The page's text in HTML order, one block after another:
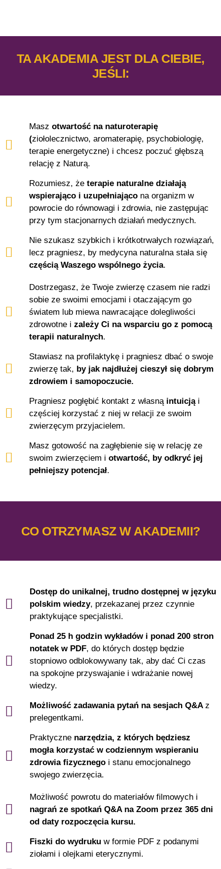
TA AKADEMIA JEST DLA CIEBIE,
JEŚLI:
Masz otwartość na naturoterapię
(ziołolecznictwo, aromaterapię, psychobiologię,
terapie energetyczne) i chcesz poczuć głębszą
relację z Naturą.
Rozumiesz, że terapie naturalne działają
wspierająco i uzupełniającona organizm w
powrocie do równowagi i zdrowia, nie zastępując
przy tym stacjonarnych działań medycznych.
Nie szukasz szybkich i krótkotrwałych rozwiązań,
lecz pragniesz, by medycyna naturalna stała się
częścią Waszego wspólnego życia.
Dostrzegasz, że Twoje zwierzę czasem nie radzi
sobie ze swoimi emocjami i otaczającym go
światem lub miewa nawracające dolegliwości
zdrowotne i zależy Ci na wsparciu go z pomocą
terapii naturalnych.
Stawiasz na profilaktykę i pragniesz dbać o swoje
zwierzę tak, by jak najdłużej cieszył się dobrym
zdrowiem i samopoczucie.
Pragniesz pogłębić kontakt z własną intuicjąi
częściej korzystać z niej w relacji ze swoim
zwierzęcym przyjacielem.
Masz gotowość na zagłębienie się w relację ze
swoim zwierzęciem i otwartość, by odkryć jej
pełniejszy potencjał.
CO OTRZYMASZ W AKADEMII?
Dostęp do unikalnej, trudno dostępnej w języku
polskim wiedzy, przekazanej przez czynnie
praktykujące specjalistki.
Ponad 25 h godzin wykładów i ponad 200 stron
notatek w PDF, do których dostęp będzie
stopniowo odblokowywany tak, aby dać Ci czas
na spokojne przyswajanie i wdrażanie nowej
wiedzy.
Możliwość zadawania pytań na sesjach Q&A z
prelegentkami.
Praktyczne narzędzia, z których będziesz
mogła korzystać w codziennym wspieraniu
zdrowia fizycznego i stanu emocjonalnego
swojego zwierzęcia.
Możliwość powrotu do materiałów filmowych i
nagrań ze spotkań Q&A na Zoom przez 365 dni
od daty rozpoczęcia kursu.
Fiszki do wydruku w formie PDF z podanymi
ziołami i olejkami eterycznymi.